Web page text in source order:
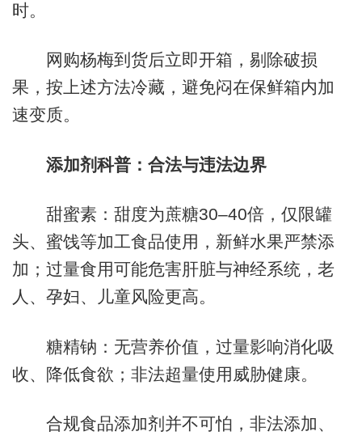
时。
网购杨梅到货后立即开箱，剔除破损
果，按上述方法冷藏，避免闷在保鲜箱内加
速变质。
添加剂科普：合法与违法边界
甜蜜素：甜度为蔗糖30–40倍，仅限罐
头、蜜饯等加工食品使用，新鲜水果严禁添
加；过量食用可能危害肝脏与神经系统，老
人、孕妇、儿童风险更高。
糖精钠：无营养价值，过量影响消化吸
收、降低食欲；非法超量使用威胁健康。
合规食品添加剂并不可怕，非法添加、